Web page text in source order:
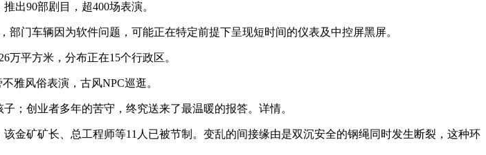
90部剧目，超400场表演。
门车辆因为软件问题，可能正在特定前提下呈现短时间的仪表及中控屏黑屏。
平方米，分布正在15个行政区。
风俗表演，古风NPC巡逛。
创业者多年的苦守，终究送来了最温暖的报答。详情。
矿矿长、总工程师等11人已被节制。变乱的间接缘由是双沉安全的钢绳同时发生断裂，这种环